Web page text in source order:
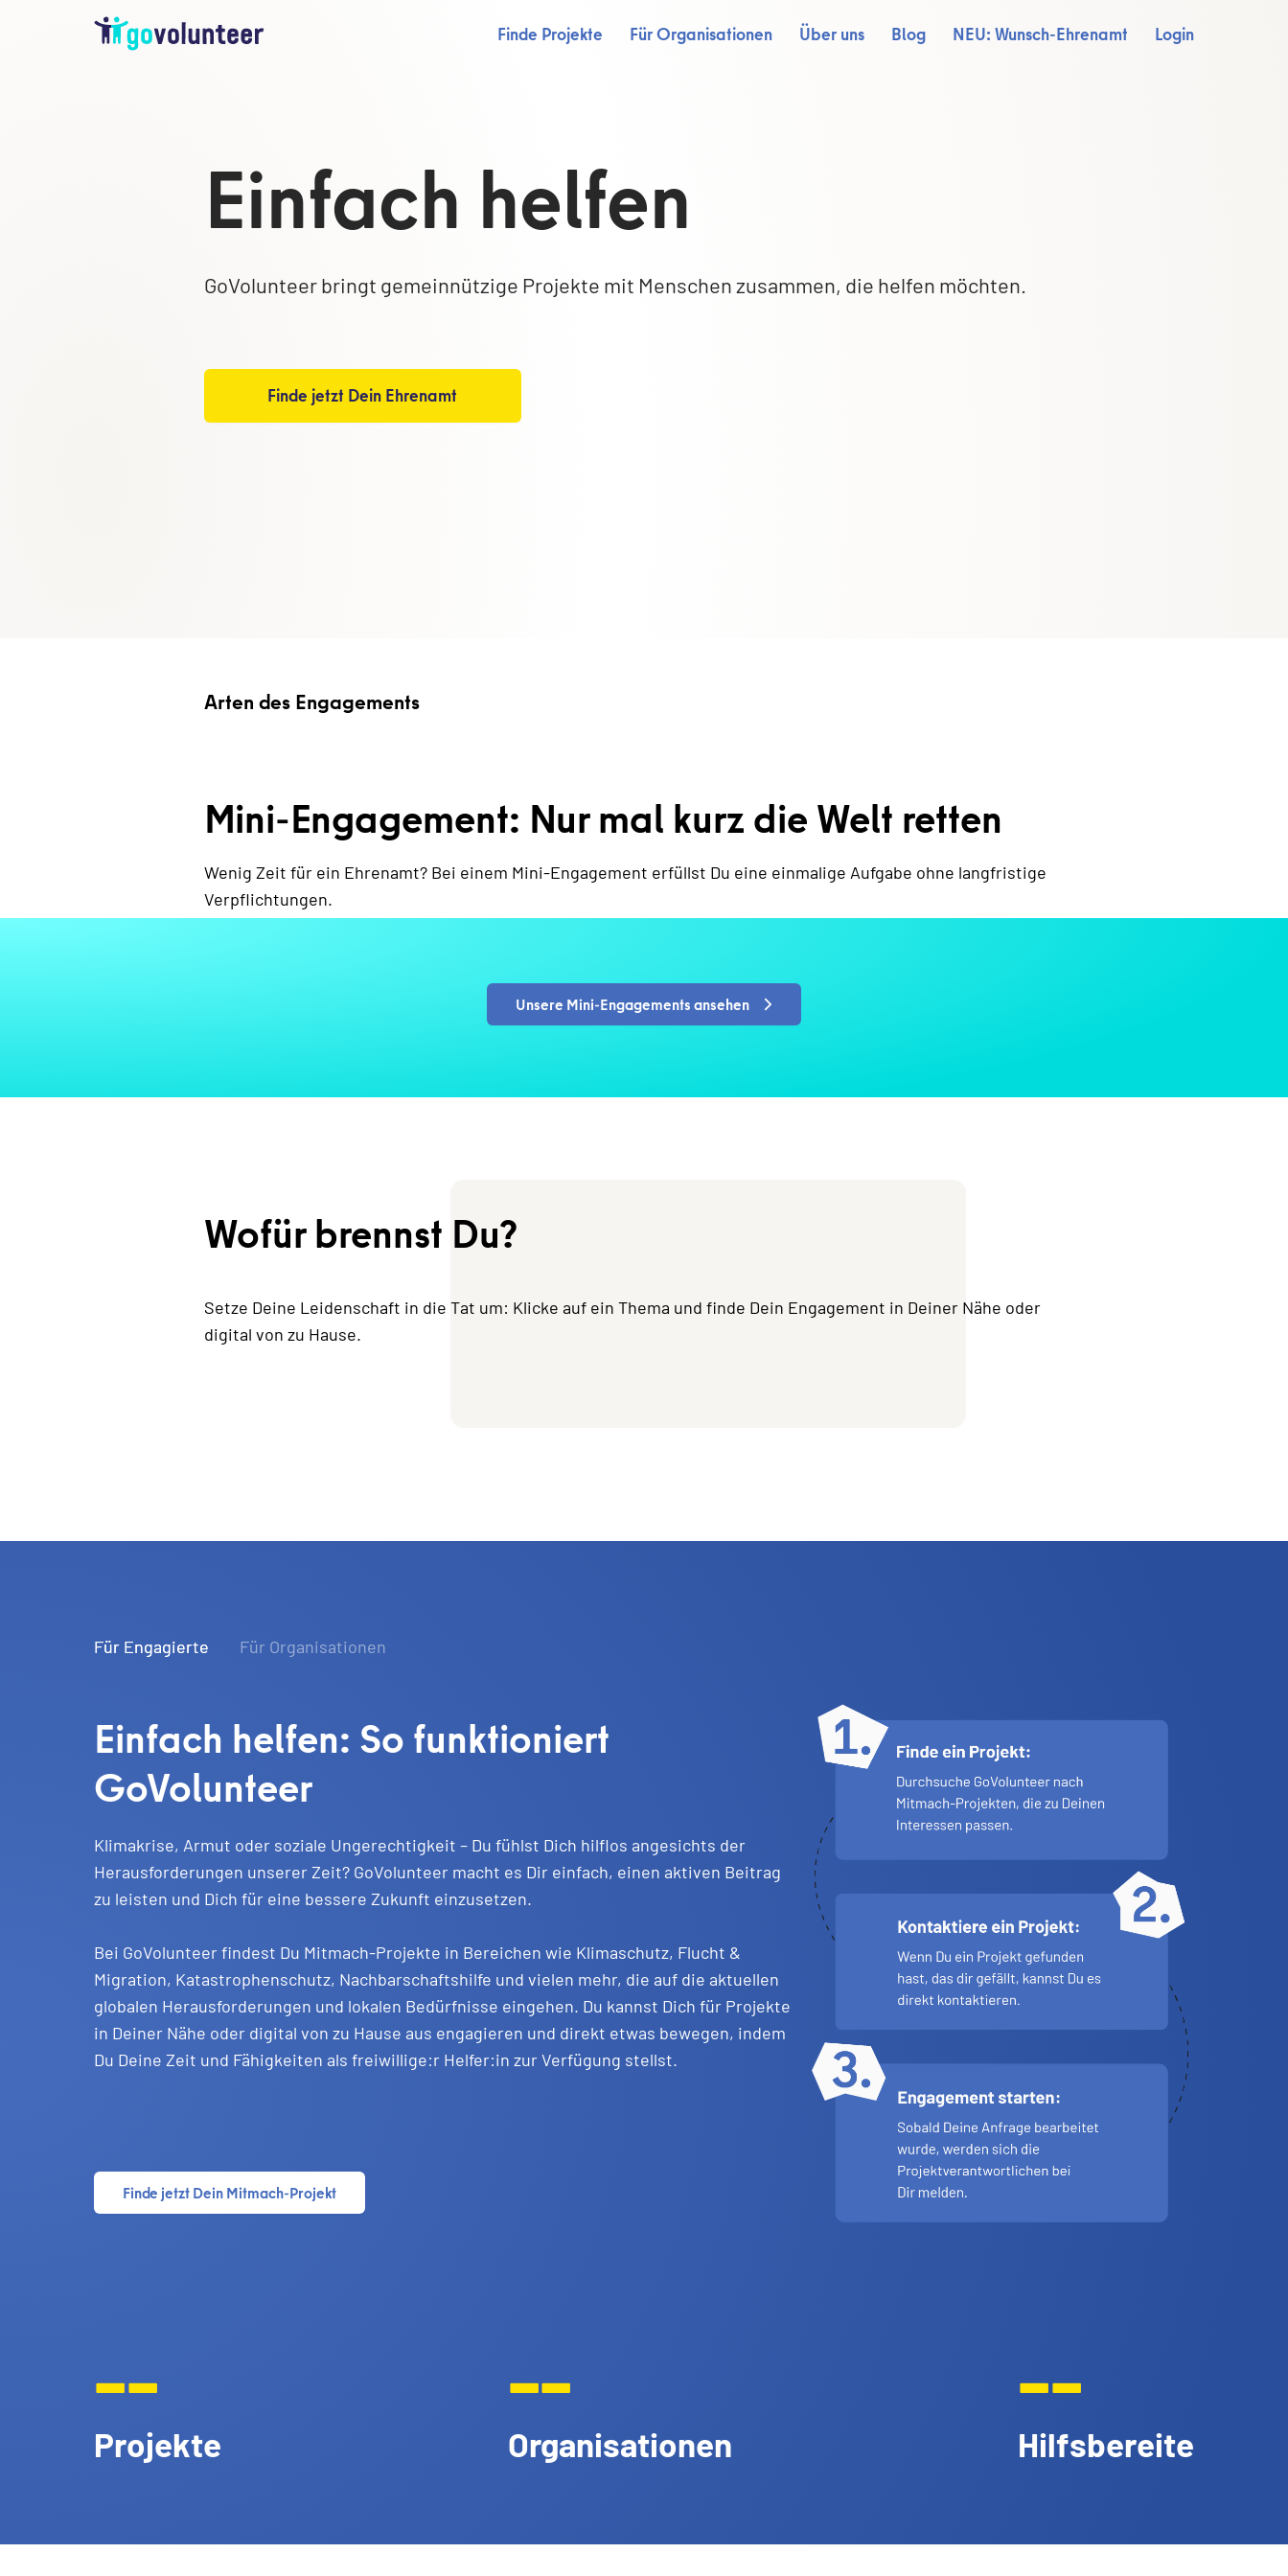
Finde Projekte Für Organisationen Über uns Blog NEU: Wunsch-Ehrenamt Login
Einfach helfen
GoVolunteer bringt gemeinnützige Projekte mit Menschen zusammen, die helfen möchten.
Finde jetzt Dein Ehrenamt
Arten des Engagements
Mini-Engagement: Nur mal kurz die Welt retten
Wenig Zeit für ein Ehrenamt? Bei einem Mini-Engagement erfüllst Du eine einmalige Aufgabe ohne langfristige
Verpflichtungen.
Unsere Mini-Engagements ansehen
Wofür brennst Du?
Setze Deine Leidenschaft in die Tat um: Klicke auf ein Thema und finde Dein Engagement in Deiner Nähe oder
digital von zu Hause.
Für Engagierte Für Organisationen
Einfach helfen: So funktioniert
GoVolunteer
Klimakrise, Armut oder soziale Ungerechtigkeit – Du fühlst Dich hilflos angesichts der
Herausforderungen unserer Zeit? GoVolunteer macht es Dir einfach, einen aktiven Beitrag
zu leisten und Dich für eine bessere Zukunft einzusetzen.
Bei GoVolunteer findest Du Mitmach-Projekte in Bereichen wie Klimaschutz, Flucht &
Migration, Katastrophenschutz, Nachbarschaftshilfe und vielen mehr, die auf die aktuellen
globalen Herausforderungen und lokalen Bedürfnisse eingehen. Du kannst Dich für Projekte
in Deiner Nähe oder digital von zu Hause aus engagieren und direkt etwas bewegen, indem
Du Deine Zeit und Fähigkeiten als freiwillige:r Helfer:in zur Verfügung stellst.
Finde jetzt Dein Mitmach-Projekt
--
Projekte
--
Organisationen
--
Hilfsbereite